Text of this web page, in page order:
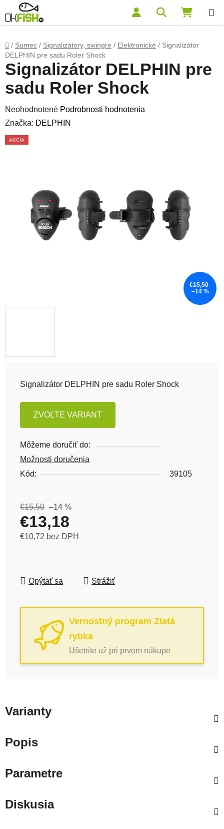
Prejsť na obsah Hľadať
Domov
/ Sumec / Signalizátory, swingre / Elektronické / Signalizátor
DELPHIN pre sadu Roler Shock
Signalizátor DELPHIN pre sadu Roler Shock
ZVOĽTE VARIANT
Môžeme doručiť do:
Možnosti doručenia
Kód:
39105
€15,50 –14 %
€13,18
€10,72 bez DPH
Opýtať sa Strážiť
Vernostný program Zlatá
rybka
Ušetrite už pri prvom nákupe
Signalizátor DELPHIN pre
sadu Roler Shock
Priemerné hodnotenie produktu je 0,0 z 5 hviezdičiek.
Neohodnotené Podrobnosti hodnotenia
Značka: DELPHIN
AKCIA
€15,50
–14 %
Varianty
Popis
Parametre
Diskusia